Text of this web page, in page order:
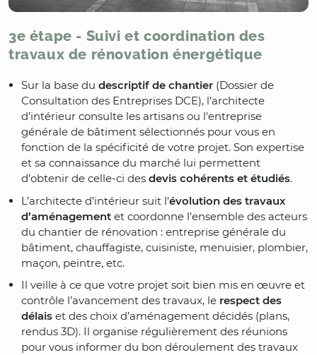
3e étape - Suivi et coordination des
travaux de rénovation énergétique
Sur la base du descriptif de chantier (Dossier de
Consultation des Entreprises DCE), l’architecte
d’intérieur consulte les artisans ou l'entreprise
générale de bâtiment sélectionnés pour vous en
fonction de la spécificité de votre projet. Son expertise
et sa connaissance du marché lui permettent
d’obtenir de celle-ci des devis cohérents et étudiés.
L’architecte d’intérieur suit l’évolution des travaux
d’aménagement et coordonne l’ensemble des acteurs
du chantier de rénovation : entreprise générale du
bâtiment, chauffagiste, cuisiniste, menuisier, plombier,
maçon, peintre, etc.
Il veille à ce que votre projet soit bien mis en œuvre et
contrôle l’avancement des travaux, le respect des
délais et des choix d’aménagement décidés (plans,
rendus 3D). Il organise régulièrement des réunions
pour vous informer du bon déroulement des travaux